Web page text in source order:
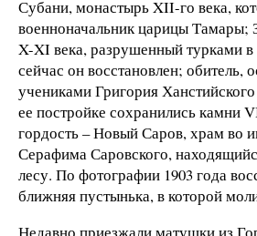
Субани, монастырь XII-го века,
военноначальник царицы Тамары;
X-XI века, разрушенный турками в
сейчас он восстановлен; обитель,
учениками Григория
ее постройке сохранились камни
гордость – Новый Саров, храм во
Серафима Саровского,
лесу. По фотографии 1903 года
ближняя пустынька, в которой
Недавно приезжали матушки из